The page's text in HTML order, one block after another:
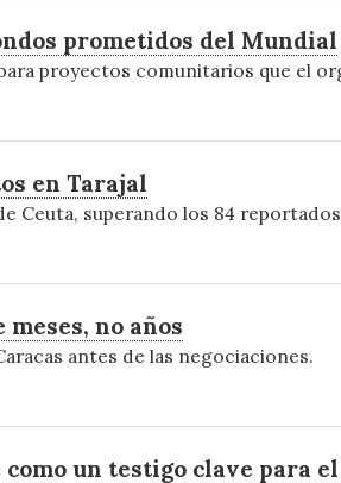
prometidos del Mundial
proyectos comunitarios que el
en Tarajal
Ceuta, superando los 84
no años
antes de las negociaciones.
un testigo clave para